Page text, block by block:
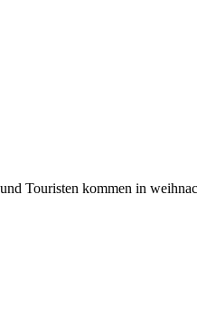
Touristen kommen in